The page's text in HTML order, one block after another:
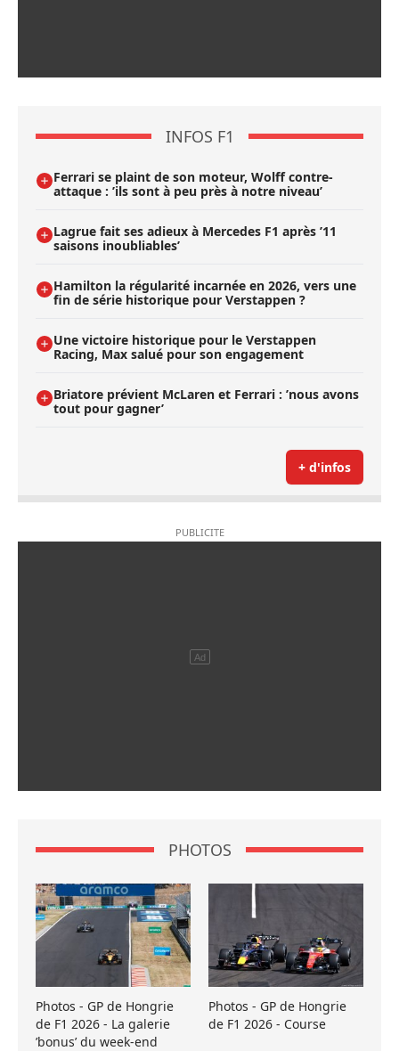
INFOS F1
Ferrari se plaint de son moteur, Wolff contre-
attaque : ’ils sont à peu près à notre niveau’
Lagrue fait ses adieux à Mercedes F1 après ’11
saisons inoubliables’
Hamilton la régularité incarnée en 2026, vers une
fin de série historique pour Verstappen ?
Une victoire historique pour le Verstappen
Racing, Max salué pour son engagement
Briatore prévient McLaren et Ferrari : ’nous avons
tout pour gagner’
+ d'infos
PHOTOS
Photos - GP de Hongrie
de F1 2026 - La galerie
’bonus’ du week-end
Photos - GP de Hongrie
de F1 2026 - Course